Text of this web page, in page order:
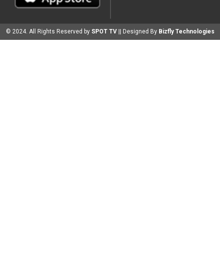
© 2024. All Rights Reserved by SPOT TV || Designed By Bizfly Technologies